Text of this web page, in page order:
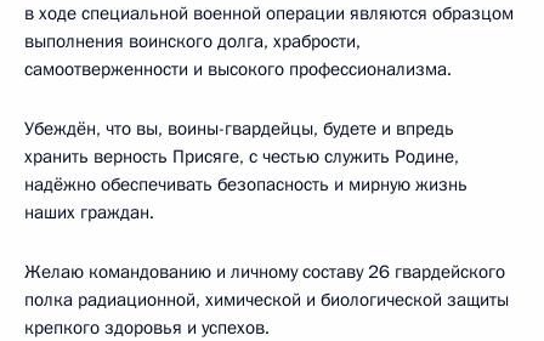
в ходе специальной военной операции являются образцом
выполнения воинского долга, храбрости,
самоотверженности и высокого профессионализма.
Убеждён, что вы, воины-гвардейцы, будете и впредь
хранить верность Присяге, с честью служить Родине,
надёжно обеспечивать безопасность и мирную жизнь
наших граждан.
Желаю командованию и личному составу 26 гвардейского
полка радиационной, химической и биологической защиты
крепкого здоровья и успехов.